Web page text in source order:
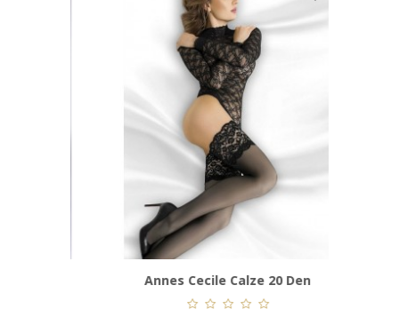
Annes Cecile Calze 20 Den